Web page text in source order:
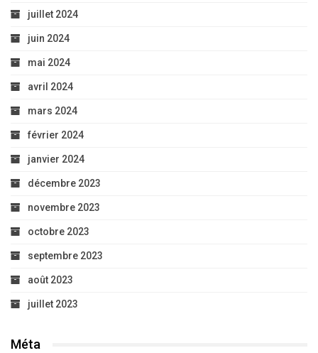
juillet 2024
juin 2024
mai 2024
avril 2024
mars 2024
février 2024
janvier 2024
décembre 2023
novembre 2023
octobre 2023
septembre 2023
août 2023
juillet 2023
Méta